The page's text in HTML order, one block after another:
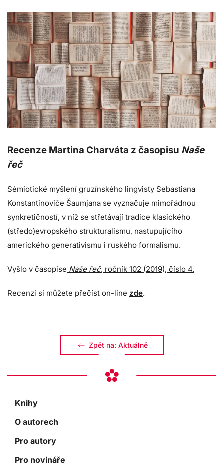
Recenze Martina Charváta z časopisu Naše
řeč
Sémiotické myšlení gruzínského lingvisty Sebastiana
Konstantinoviče Šaumjana se vyznačuje mimořádnou
synkretičností, v níž se střetávají tradice klasického
(středo)evropského strukturalismu, nastupujícího
amerického generativismu i ruského formalismu.
Vyšlo v časopise Naše řeč, ročník 102 (2019), číslo 4.
Recenzi si můžete přečíst on-line zde.
Zpět na: Aktuálně
Knihy
O autorech
Pro autory
Pro novináře